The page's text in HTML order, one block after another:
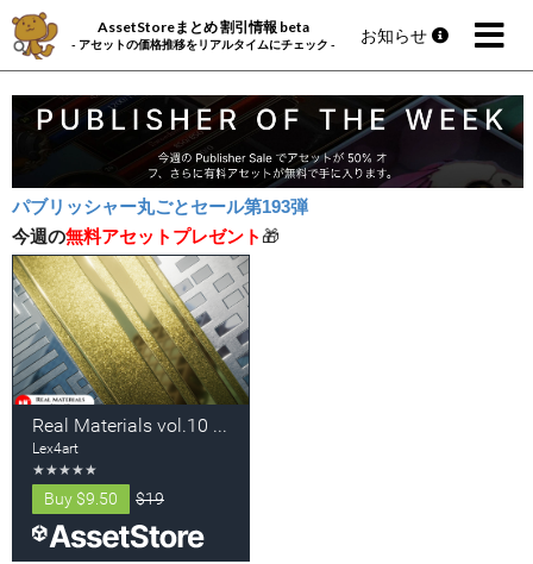
AssetStoreまとめ 割引情報 beta
- アセットの価格推移をリアルタイムにチェック - お知らせ
パブリッシャー丸ごとセール第193弾
今週の無料アセットプレゼント 🎁